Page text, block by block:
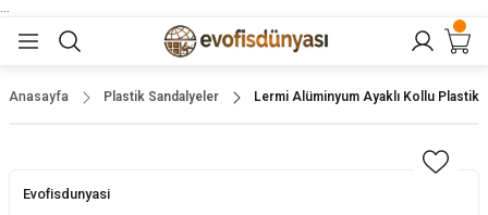
Geri Dön
Geri Dön
Geri Dön
Geri Dön
Geri Dön
Anasayfa Plastik Sandalyeler Lermi Alüminyum Ayaklı Kollu Plastik
Evofisdunyasi